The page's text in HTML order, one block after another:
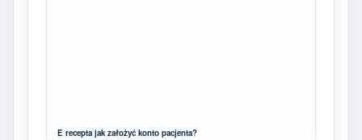
E recepta jak założyć konto pacjenta?